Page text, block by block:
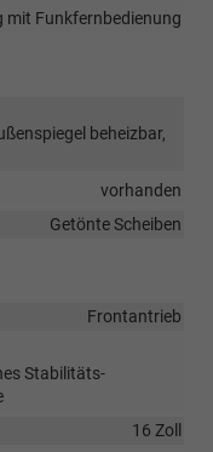
mit Funkfernbedienung
beheizbar,
vorhanden
Getönte Scheiben
Frontantrieb
Stabilitäts-
16 Zoll